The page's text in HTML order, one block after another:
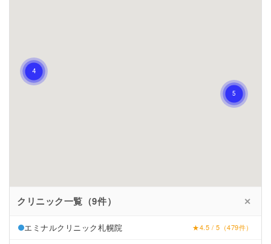
クリニック一覧（9件） ✕
エミナルクリニック札幌院 ★4.5 / 5（479件）